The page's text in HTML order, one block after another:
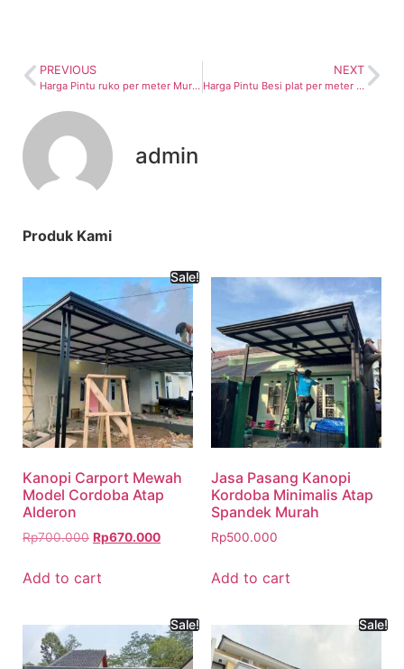
PREVIOUS
Harga Pintu ruko per meter Murah bandung
NEXT
Harga Pintu Besi plat per meter murah bandung
admin
Produk Kami
Sale!
Kanopi Carport Mewah
Model Cordoba Atap
Alderon
Rp700.000 Rp670.000
Add to cart
Jasa Pasang Kanopi
Kordoba Minimalis Atap
Spandek Murah
Rp500.000
Add to cart
Sale! Sale!